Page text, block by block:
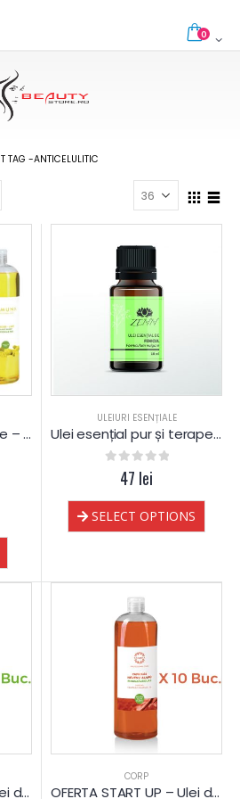
0
TAG -ANTICELULITIC
Pachet GHIMBIR & Lime – Yamuna
ULEIURI ESENȚIALE
Ulei esențial pur și terapeutic de Fenicul
out of 5
47 lei
SELECT OPTIONS
OFERTA START UP – Ulei de masaj cu ALOE VERA – PLANTE – Yamuna – 1.000 ML
CORP
OFERTA START UP – Ulei de masaj Anticelulitic cu Paprika PLANTE – Yamuna – 1.000 ML